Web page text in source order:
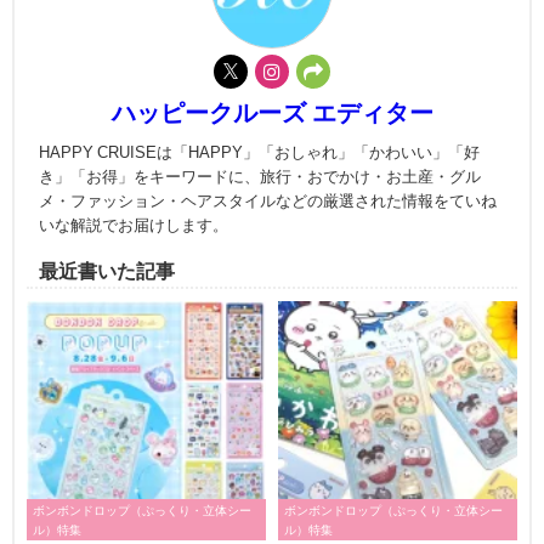
ハッピークルーズ エディター
HAPPY CRUISEは「HAPPY」「おしゃれ」「かわいい」「好
き」「お得」をキーワードに、旅行・おでかけ・お土産・グル
メ・ファッション・ヘアスタイルなどの厳選された情報をていね
いな解説でお届けします。
最近書いた記事
ボンボンドロップ（ぷっくり・立体シー
ル）特集
ボンボンドロップ（ぷっくり・立体シー
ル）特集